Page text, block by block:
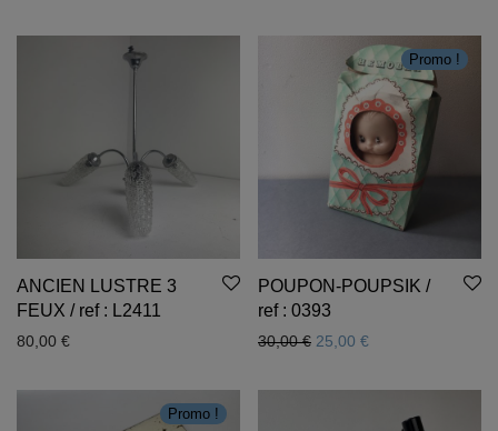
ANCIEN LUSTRE 3
FEUX / ref : L2411
80,00 €
Promo !
POUPON-POUPSIK /
ref : 0393
30,00€ Le prix initial était : 30,00
25,00 €
Promo !